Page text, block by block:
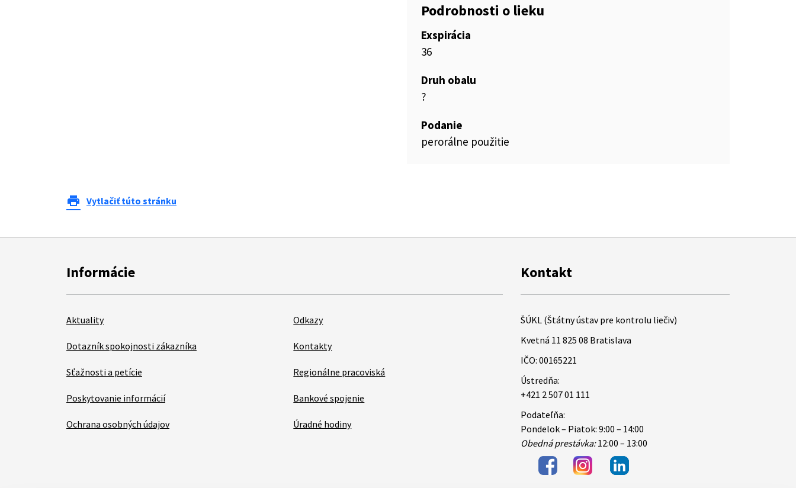
Podrobnosti o lieku
Exspirácia
36
Druh obalu
?
Podanie
perorálne použitie
print Vytlačiť túto stránku
Informácie
Aktuality
Dotazník spokojnosti zákazníka
Sťažnosti a petície
Poskytovanie informácií
Ochrana osobných údajov
Odkazy
Kontakty
Regionálne pracoviská
Bankové spojenie
Úradné hodiny
Kontakt
ŠÚKL (Štátny ústav pre kontrolu liečiv)
Kvetná 11 825 08 Bratislava
IČO: 00165221
Ústredňa:
+421 2 507 01 111
Podateľňa:
Pondelok – Piatok: 9:00 – 14:00
Obedná prestávka:12:00 – 13:00